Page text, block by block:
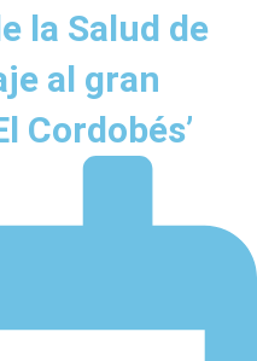
la Salud de
al gran
Cordobés’